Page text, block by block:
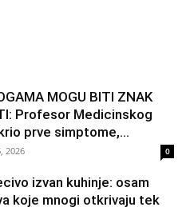
MOGU BITI ZNAK
Profesor Medicinskog
prve simptome,...
2026 0
izvan kuhinje: osam
koje mnogi otkrivaju tek